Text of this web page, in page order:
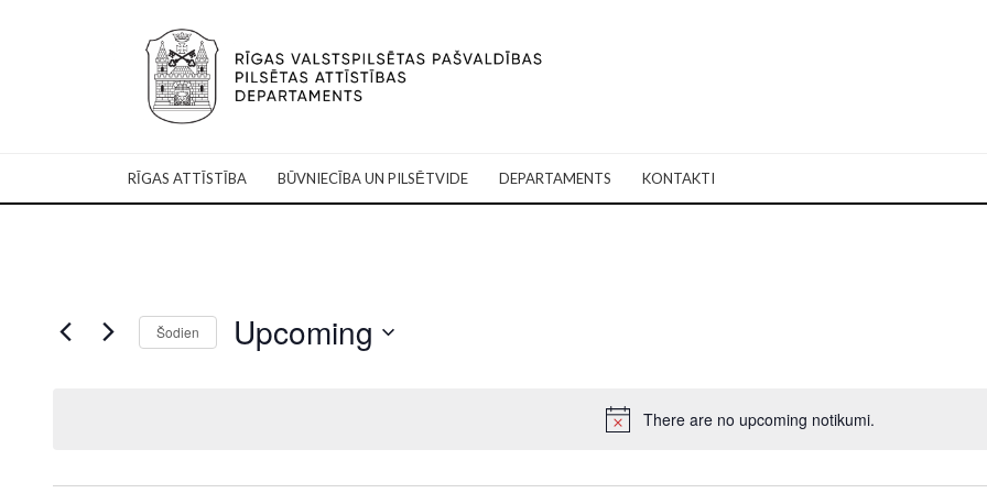
RĪGAS ATTĪSTĪBA BŪVNIECĪBA UN PILSĒTVIDE DEPARTAMENTS KONTAKTI
There are no upcoming notikumi.
Šodien Upcoming